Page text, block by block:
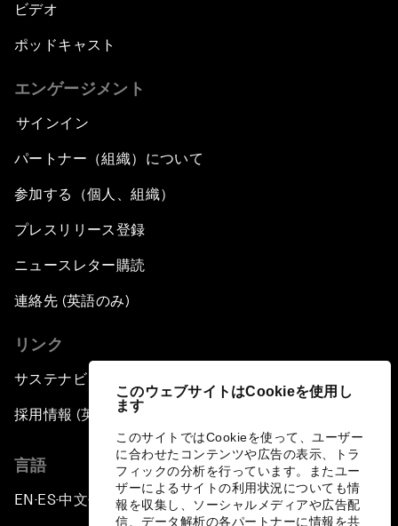
このウェブサイトはCookieを使用し
ます
このサイトではCookieを使って、ユーザー
に合わせたコンテンツや広告の表示、トラ
フィックの分析を行っています。またユー
ザーによるサイトの利用状況についても情
報を収集し、ソーシャルメディアや広告配
信、データ解析の各パートナーに情報を共
ビデオ
ポッドキャスト
エンゲージメント
サインイン
パートナー（組織）について
参加する（個人、組織）
プレスリリース登録
ニュースレター購読
連絡先 (英語のみ)
リンク
サステナビリティへの取り組み
採用情報 (英語のみ)
言語
EN ▪ ES▪中文▪ 日本語